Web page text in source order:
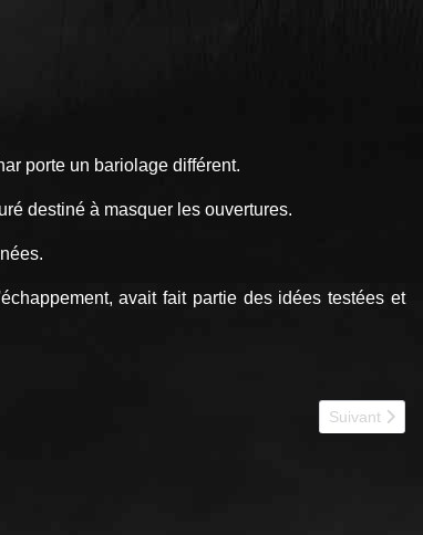
porte un bariolage différent.
destiné à masquer les ouvertures.
avait fait partie des idées testées et
Article
Suivant